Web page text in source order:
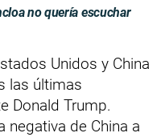
no quería escuchar
Unidos y China
las últimas
Donald Trump.
negativa de China a